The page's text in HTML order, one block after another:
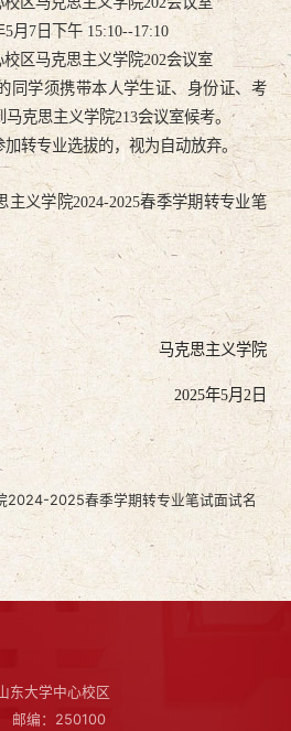
月 7日下午 15:10--17:10
区马克思主义学院202会议室
同学须携带本人学生证、身份证、 考
马克思主义学院213会议室候考。
加转专业选拔的，视为自动放弃。
主义学院2024-2025春季学期转专业笔
马克思主义学院
2025年5月 2日
2024-2025春季学期转专业笔试面试名
东大学中心校区
邮编：250100